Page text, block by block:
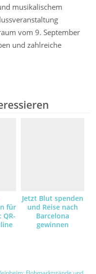
musikalischem
vom 9. September
und zahlreiche
für
QR-
Jetzt Blut spenden
und Reise nach
Barcelona
gewinnen